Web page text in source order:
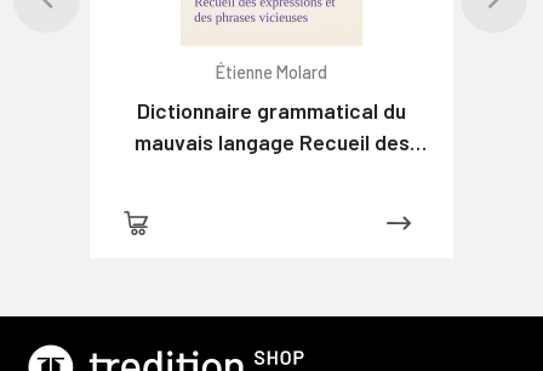
Étienne Molard
Dictionnaire grammatical du
mauvais langage Recueil des
vicieuses usitées en France, et